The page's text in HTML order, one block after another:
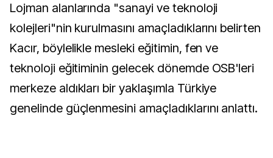
Lojman alanlarında "sanayi ve teknoloji
kolejleri"nin kurulmasını amaçladıklarını belirten
Kacır, böylelikle mesleki eğitimin, fen ve
teknoloji eğitiminin gelecek dönemde OSB'leri
merkeze aldıkları bir yaklaşımla Türkiye
genelinde güçlenmesini amaçladıklarını anlattı.